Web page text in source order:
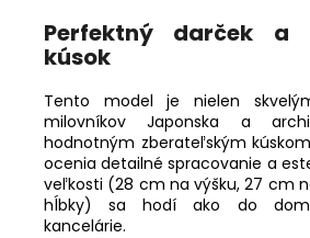
Perfektný darček a
kúsok
Tento model je nielen
milovníkov Japonska a
hodnotným zberateľským
ocenia detailné spracovanie a
veľkosti (28 cm na výšku, 27 cm
hĺbky) sa hodí ako do
kancelárie.